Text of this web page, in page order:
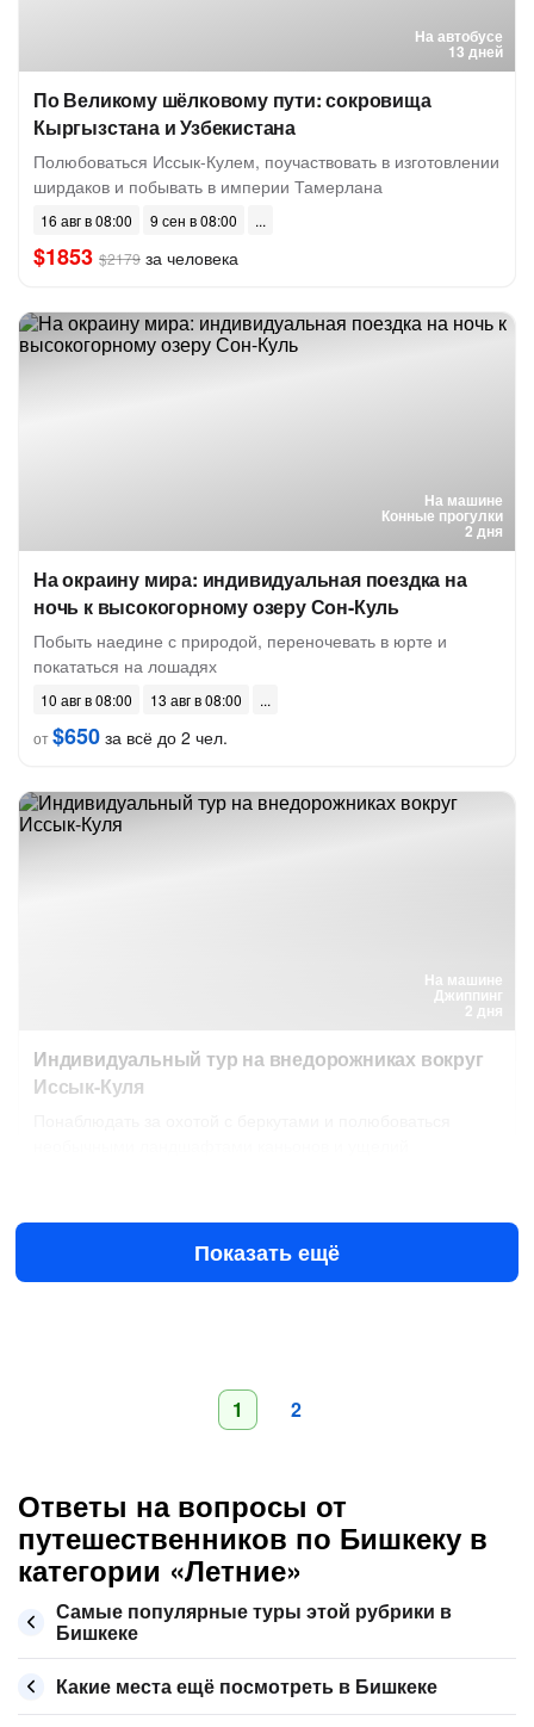
На автобусе
13 дней
По Великому шёлковому пути: сокровища
Кыргызстана и Узбекистана
Полюбоваться Иссык-Кулем, поучаствовать в изготовлении
ширдаков и побывать в империи Тамерлана
16 авг в 08:00 9 сен в 08:00
$1853 $2179 за человека
На машине
Конные прогулки
2 дня
На окраину мира: индивидуальная поездка на
ночь к высокогорному озеру Сон-Куль
Побыть наедине с природой, переночевать в юрте и
покататься на лошадях
10 авг в 08:00
13 авг в 08:00
от$650 за всё до 2 чел.
На машине
Джиппинг
2 дня
Индивидуальный тур на внедорожниках вокруг
Иссык-Куля
€690за всё до 4 чел.
Показать ещё
1 2
Ответы на вопросы от
путешественников по Бишкеку в
категории «Летние»
Самые популярные туры этой рубрики в
Бишкеке
Какие места ещё посмотреть в Бишкеке